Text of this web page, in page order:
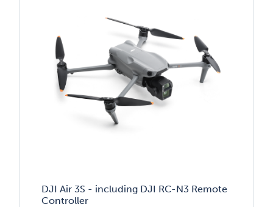
DJI Air 3S - including DJI RC-N3 Remote
Controller